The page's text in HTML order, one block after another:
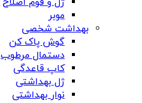
موبر
بهداشت شخصی
گوش پاک کن
دستمال مرطوب
کاپ قاعدگی
ژل بهداشتی
نوار بهداشتی